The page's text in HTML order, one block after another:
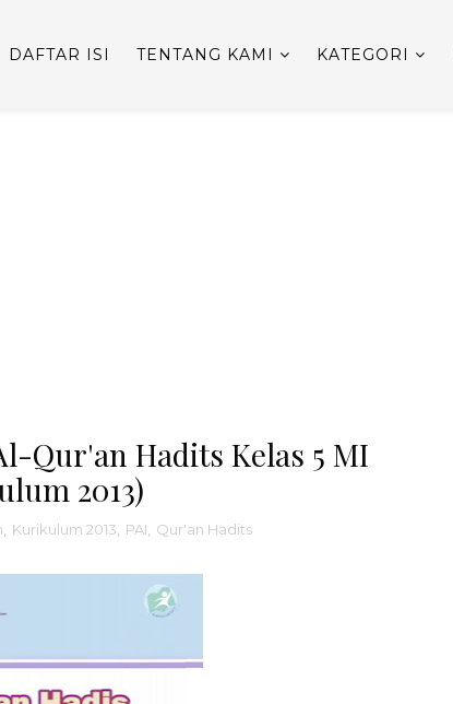
DAFTAR ISI TENTANG KAMI KATEGORI
Qur'an Hadits Kelas 5 MI
2013)
Kurikulum 2013 PAI Qur'an Hadits